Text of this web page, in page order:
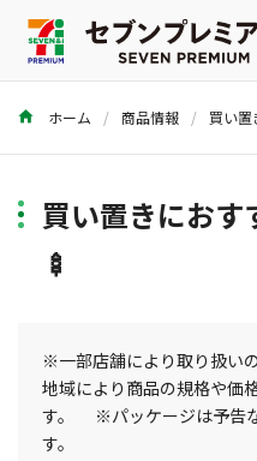
商品を探す
ホーム 商品情報 買い置
買い置きにおす
🍢
※一部店舗により取り扱
地域により商品の規格や価
す。 ※パッケージは予告
す。